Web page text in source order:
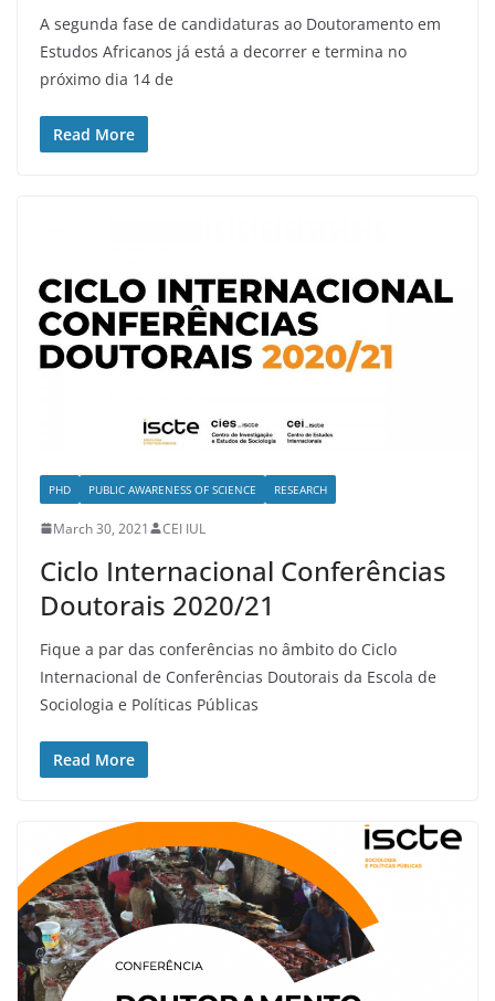
A segunda fase de candidaturas ao Doutoramento em
Estudos Africanos já está a decorrer e termina no
próximo dia 14 de
Read More
PHD PUBLIC AWARENESS OF SCIENCE RESEARCH
March 30, 2021 CEI IUL
Ciclo Internacional Conferências
Doutorais 2020/21
Fique a par das conferências no âmbito do Ciclo
Internacional de Conferências Doutorais da Escola de
Sociologia e Políticas Públicas
Read More